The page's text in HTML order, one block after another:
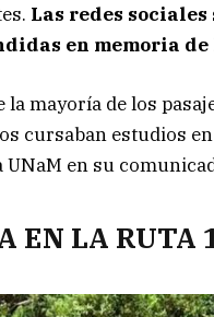
Las redes
en memoria de
mayoría de los
cursaban estudios
UNaM en su
EN LA RUTA